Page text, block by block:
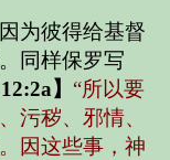
为彼得给基督
同样保罗写
】 “所以要
污秽、邪情、
因这些事，神